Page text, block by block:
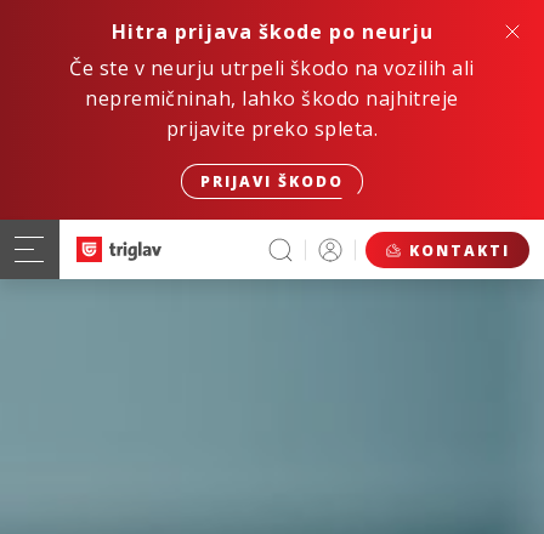
Hitra prijava škode po neurju
Če ste v neurju utrpeli škodo na vozilih ali
nepremičninah, lahko škodo najhitreje
prijavite preko spleta.
PRIJAVI ŠKODO
KONTAKTI